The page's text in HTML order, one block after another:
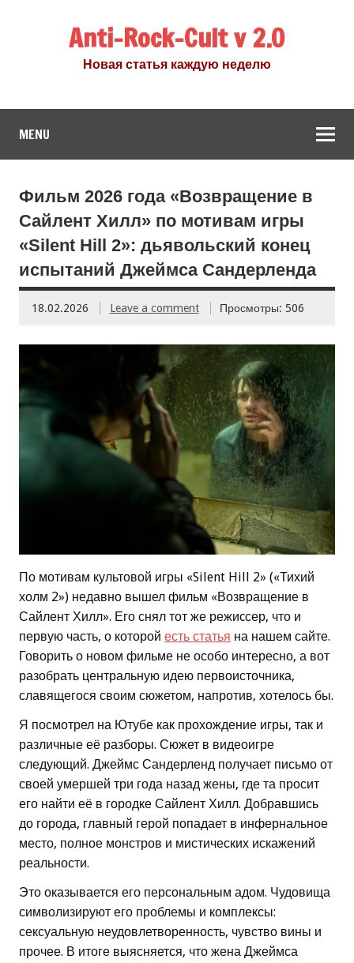
Anti-Rock-Cult v 2.0
Новая статья каждую неделю
MENU
Фильм 2026 года «Возвращение в
Сайлент Хилл» по мотивам игры
«Silent Hill 2»: дьявольский конец
испытаний Джеймса Сандерленда
18.02.2026 Leave a comment Просмотры: 506
По мотивам культовой игры «Silent Hill 2» («Тихий
холм 2») недавно вышел фильм «Возвращение в
Сайлент Хилл». Его снял тот же режиcсер, что и
первую часть, о которой есть статья на нашем сайте.
Говорить о новом фильме не особо интересно, а вот
разобрать центральную идею первоисточника,
славящегося своим сюжетом, напротив, хотелось бы.
Я посмотрел на Ютубе как прохождение игры, так и
различные её разборы. Сюжет в видеоигре
следующий. Джеймс Сандерленд получает письмо от
своей умершей три года назад жены, где та просит
его найти её в городке Сайлент Хилл. Добравшись
до города, главный герой попадает в инфернальное
место, полное монстров и мистических искажений
реальности.
Это оказывается его персональным адом. Чудовища
символизируют его проблемы и комплексы:
сексуальную неудовлетворенность, чувство вины и
прочее. В итоге выясняется, что жена Джеймса